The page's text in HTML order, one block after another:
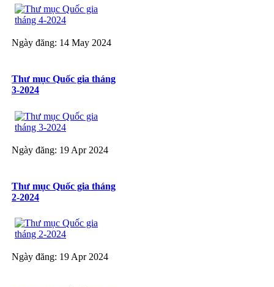
Ngày đăng: 14 May 2024
Thư mục Quốc gia tháng
3-2024
Ngày đăng: 19 Apr 2024
Thư mục Quốc gia tháng
2-2024
Ngày đăng: 19 Apr 2024